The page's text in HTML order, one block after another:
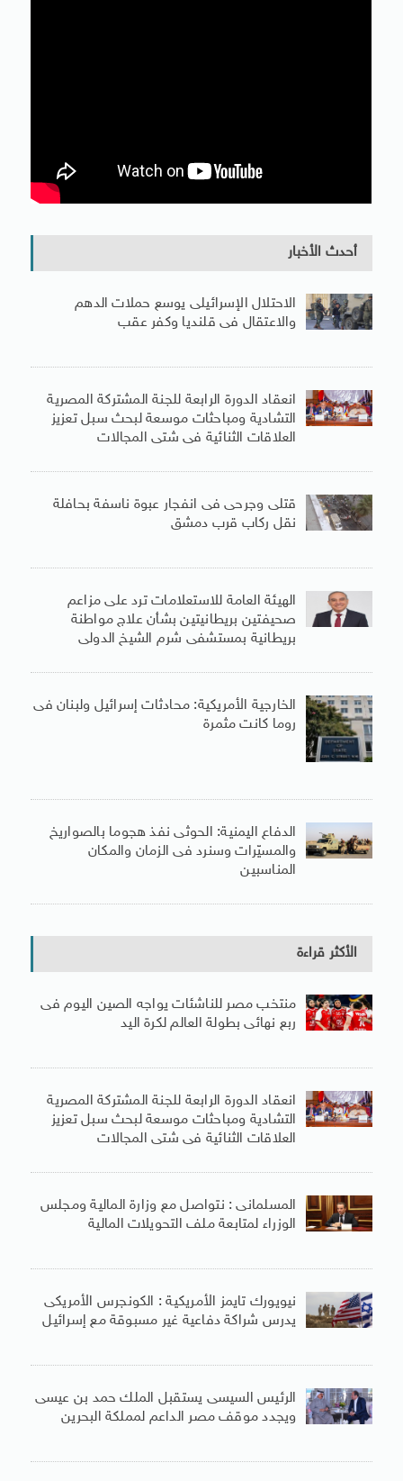
أحدث الأخبار
الاحتلال الإسرائيلى يوسع حملات الدهم
والاعتقال فى قلنديا وكفر عقب
انعقاد الدورة الرابعة للجنة المشتركة المصرية
التشادية ومباحثات موسعة لبحث سبل تعزيز
العلاقات الثنائية فى شتى المجالات
قتلى وجرحى فى انفجار عبوة ناسفة بحافلة
نقل ركاب قرب دمشق
الهيئة العامة للاستعلامات ترد على مزاعم
صحيفتين بريطانيتين بشأن علاج مواطنة
بريطانية بمستشفى شرم الشيخ الدولى
الخارجية الأمريكية: محادثات إسرائيل ولبنان فى
روما كانت مثمرة
الدفاع اليمنية: الحوثى نفذ هجوما بالصواريخ
والمسيّرات وسنرد فى الزمان والمكان
المناسبين
الأكثر قراءة
منتخب مصر للناشئات يواجه الصين اليوم فى
ربع نهائى بطولة العالم لكرة اليد
انعقاد الدورة الرابعة للجنة المشتركة المصرية
التشادية ومباحثات موسعة لبحث سبل تعزيز
العلاقات الثنائية فى شتى المجالات
المسلمانى : نتواصل مع وزارة المالية ومجلس
الوزراء لمتابعة ملف التحويلات المالية
نيويورك تايمز الأمريكية : الكونجرس الأمريكى
يدرس شراكة دفاعية غير مسبوقة مع إسرائيل
الرئيس السيسى يستقبل الملك حمد بن عيسى
ويجدد موقف مصر الداعم لمملكة البحرين